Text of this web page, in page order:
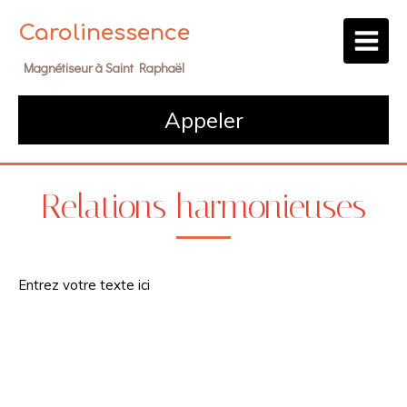
Carolinessence
Magnétiseur à Saint Raphaël
Appeler
Relations harmonieuses
Entrez votre texte ici